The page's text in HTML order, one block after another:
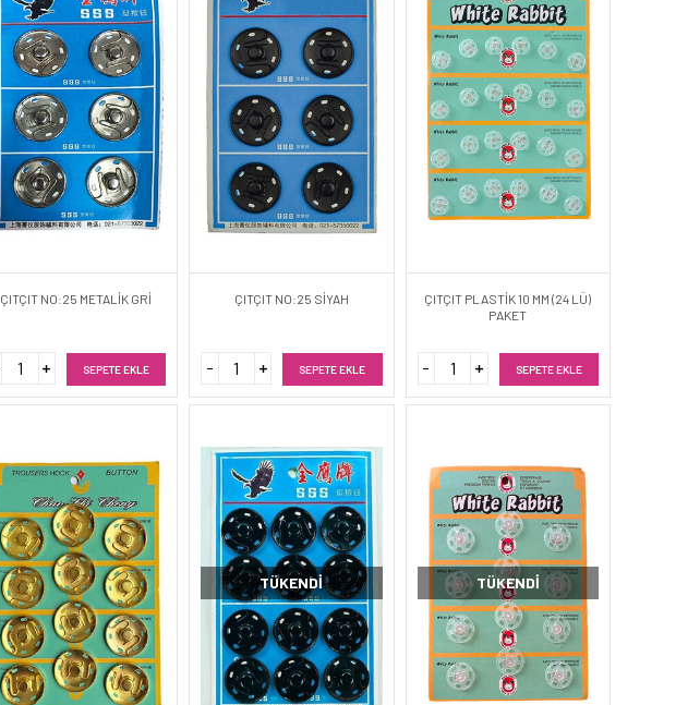
ÇITÇIT NO:25 METALİK GRİ
SEPETE EKLE
ÇITÇIT NO:25 SİYAH
SEPETE EKLE
ÇITÇIT PLASTİK 10 MM (24 LÜ)
PAKET
SEPETE EKLE
TÜKENDI TÜKENDI